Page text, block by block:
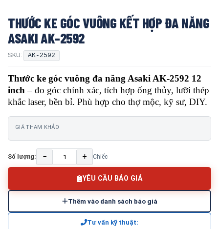
THƯỚC KE GÓC VUÔNG KẾT HỢP ĐA NĂNG
ASAKI AK-2592
SKU: AK-2592
Thước ke góc vuông đa năng Asaki AK-2592 12
inch – đo góc chính xác, tích hợp ống thủy, lưỡi thép
khắc laser, bền bỉ. Phù hợp cho thợ mộc, kỹ sư, DIY.
GIÁ THAM KHẢO
Số lượng: − + Chiếc
YÊU CẦU BÁO GIÁ
Thêm vào danh sách báo giá
Tư vấn kỹ thuật: